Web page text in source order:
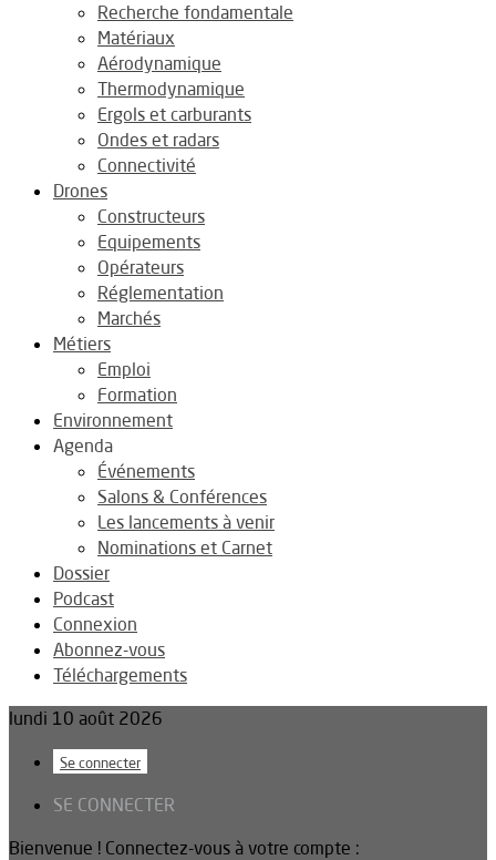
Recherche fondamentale
Matériaux
Aérodynamique
Thermodynamique
Ergols et carburants
Ondes et radars
Connectivité
Drones
Constructeurs
Equipements
Opérateurs
Réglementation
Marchés
Métiers
Emploi
Formation
Environnement
Agenda
Événements
Salons & Conférences
Les lancements à venir
Nominations et Carnet
Dossier
Podcast
Connexion
Abonnez-vous
Téléchargements
lundi 10 août 2026
Se connecter
SE CONNECTER
Bienvenue ! Connectez-vous à votre compte :